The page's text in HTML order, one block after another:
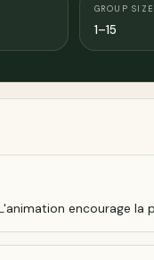
GROUP SIZE
1–15
encourage